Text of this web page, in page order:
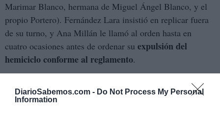
DiarioSabemos.com - Do Not Process My Personal
Information
Marimar Blanco, hermana de Miguel Ángel Blanco, y el
propio Portero). Fernández Lara insistió en replicar fuera
de su turno, y Ana Millán le llamó al orden hasta en
cuatro ocasiones antes de ordenar su expulsión del
hemiciclo conforme al reglamento.
El episodio, sin embargo, no terminó dentro del salón de
plenos. Mientras se dirigía a la salida, el diputado